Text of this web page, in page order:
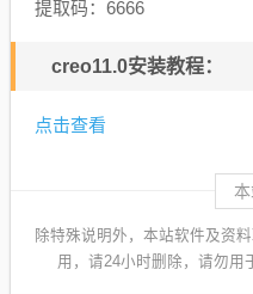
提取码：6666
creo11.0安装教程：
点击查看
除特殊说明外，本站软件及资
用，请24小时删除，请勿用